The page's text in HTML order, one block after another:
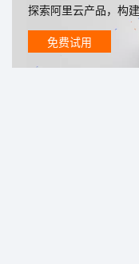
探索阿里云产品，构
免费试用